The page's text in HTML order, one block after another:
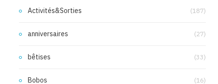
Activités&Sorties (187)
anniversaires (27)
bêtises (33)
Bobos (16)